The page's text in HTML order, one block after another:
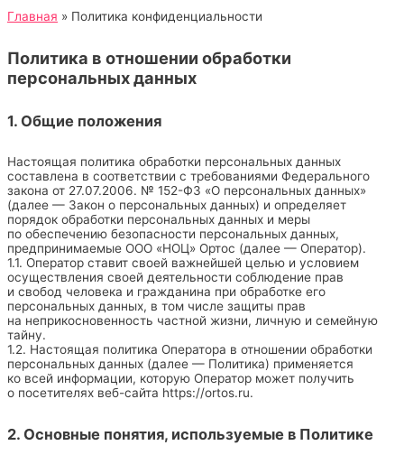
Главная Политика конфиденциальности
Политика в отношении обработки
персональных данных
1. Общие положения
Настоящая политика обработки персональных данных
составлена в соответствии с требованиями Федерального
закона от 27.07.2006. № 152-ФЗ «О персональных данных»
(далее — Закон о персональных данных) и определяет
порядок обработки персональных данных и меры
по обеспечению безопасности персональных данных,
предпринимаемые ООО «НОЦ» Ортос (далее — Оператор).
1.1. Оператор ставит своей важнейшей целью и условием
осуществления своей деятельности соблюдение прав
и свобод человека и гражданина при обработке его
персональных данных, в том числе защиты прав
на неприкосновенность частной жизни, личную и семейную
тайну.
1.2. Настоящая политика Оператора в отношении обработки
персональных данных (далее — Политика) применяется
ко всей информации, которую Оператор может получить
о посетителях веб-сайта https://ortos.ru.
2. Основные понятия, используемые в Политике